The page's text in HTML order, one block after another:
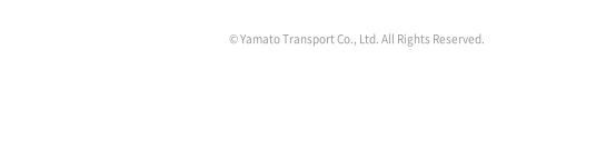
© Yamato Transport Co., Ltd. All Rights Reserved.